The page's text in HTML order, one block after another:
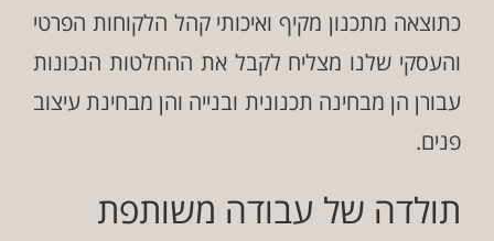
כתוצאה מתכנון מקיף ואיכותי קהל הלקוחות הפרטי
והעסקי שלנו מצליח לקבל את ההחלטות הנכונות
עבורן הן מבחינה תכנונית ובנייה והן מבחינת עיצוב
פנים.
תולדה של עבודה משותפת